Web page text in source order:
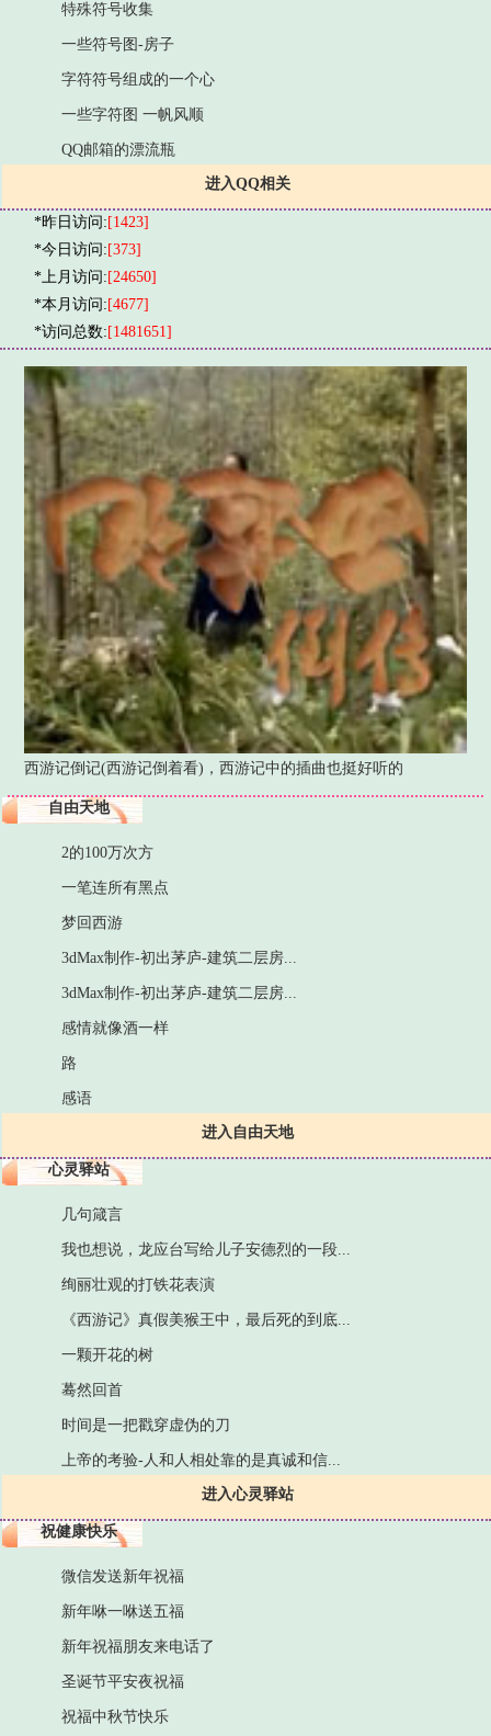
进入QQ相关
特殊符号收集
一些符号图-房子
字符符号组成的一个心
一些字符图 一帆风顺
QQ邮箱的漂流瓶
*昨日访问: [1423]
*今日访问: [373]
*上月访问: [24650]
*本月访问: [4677]
*访问总数: [1481651]
西游记倒记(西游记倒着看)，西游记中的插曲也挺好听的
自由天地
进入自由天地
2的100万次方
一笔连所有黑点
梦回西游
3dMax制作-初出茅庐-建筑二层房...
3dMax制作-初出茅庐-建筑二层房...
感情就像酒一样
路
感语
心灵驿站
进入心灵驿站
几句箴言
我也想说，龙应台写给儿子安德烈的一段...
绚丽壮观的打铁花表演
《西游记》真假美猴王中，最后死的到底...
一颗开花的树
蓦然回首
时间是一把戳穿虚伪的刀
上帝的考验-人和人相处靠的是真诚和信...
祝健康快乐
微信发送新年祝福
新年咻一咻送五福
新年祝福朋友来电话了
圣诞节平安夜祝福
祝福中秋节快乐